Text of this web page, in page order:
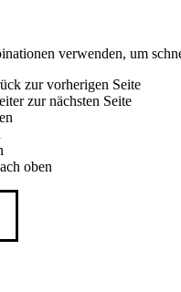
verwenden, um
zur vorherigen Seite
zur nächsten Seite
oben